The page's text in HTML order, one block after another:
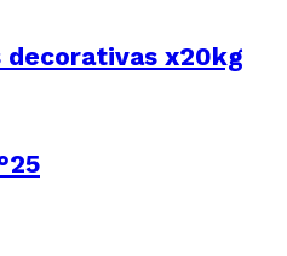
decorativas x20kg